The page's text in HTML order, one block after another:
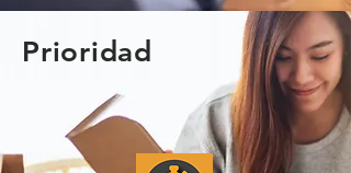
Prioridad